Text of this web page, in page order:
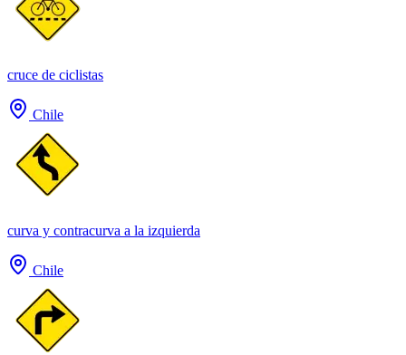
cruce de ciclistas
Chile
curva y contracurva a la izquierda
Chile